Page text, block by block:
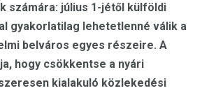
számára: július 1-jétől külföldi
gyakorlatilag lehetetlenné válik a
belváros egyes részeire. A
hogy csökkentse a nyári
kialakuló közlekedési